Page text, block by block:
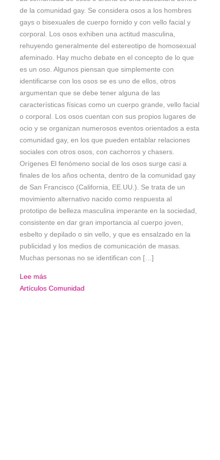
de la comunidad gay. Se considera osos a los hombres
gays o bisexuales de cuerpo fornido y con vello facial y
corporal. Los osos exhiben una actitud masculina,
rehuyendo generalmente del estereotipo de homosexual
afeminado. Hay mucho debate en el concepto de lo que
es un oso. Algunos piensan que simplemente con
identificarse con los osos se es uno de ellos, otros
argumentan que se debe tener alguna de las
características físicas como un cuerpo grande, vello facial
o corporal. Los osos cuentan con sus propios lugares de
ocio y se organizan numerosos eventos orientados a esta
comunidad gay, en los que pueden entablar relaciones
sociales con otros osos, con cachorros y chasers.
Orígenes El fenómeno social de los osos surge casi a
finales de los años ochenta, dentro de la comunidad gay
de San Francisco (California, EE.UU.). Se trata de un
movimiento alternativo nacido como respuesta al
prototipo de belleza masculina imperante en la sociedad,
consistente en dar gran importancia al cuerpo joven,
esbelto y depilado o sin vello, y que es ensalzado en la
publicidad y los medios de comunicación de masas.
Muchas personas no se identifican con […]
Lee más
Artículos Comunidad